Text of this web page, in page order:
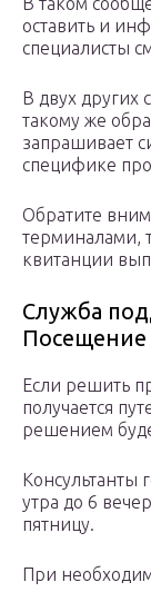
оставить и
специалисты
В двух других
такому же
запрашивает
специфике
Обратите
терминалами,
квитанции
Служба
Посещение
Если решить
получается
решением
Консультанты
утра до 6
пятницу.
При